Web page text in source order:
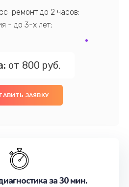
ремонт до 2 часов;
- до 3-х лет;
от 800 руб.
ЗАЯВКУ
за 30 мин.